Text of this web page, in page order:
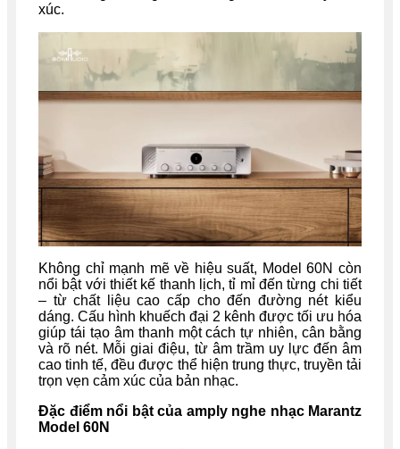
xúc.
Không chỉ mạnh mẽ về hiệu suất, Model 60N còn
nổi bật với thiết kế thanh lịch, tỉ mỉ đến từng chi tiết
– từ chất liệu cao cấp cho đến đường nét kiểu
dáng. Cấu hình khuếch đại 2 kênh được tối ưu hóa
giúp tái tạo âm thanh một cách tự nhiên, cân bằng
và rõ nét. Mỗi giai điệu, từ âm trầm uy lực đến âm
cao tinh tế, đều được thể hiện trung thực, truyền tải
trọn vẹn cảm xúc của bản nhạc.
Đặc điểm nổi bật của amply nghe nhạc Marantz
Model 60N